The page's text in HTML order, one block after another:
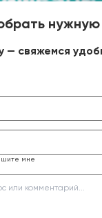
— свяжемся
мне